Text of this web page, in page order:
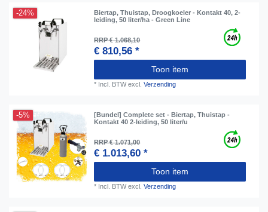
-24%
Biertap, Thuistap, Droogkoeler - Kontakt 40, 2-
leiding, 50 liter/ha - Green Line
RRP € 1.068,10
€ 810,56 *
Toon item
* Incl. BTWexcl.Verzending
-5%
[Bundel] Complete set - Biertap, Thuistap -
Kontakt 40 2-leiding, 50 liter/u
RRP € 1.071,00
€ 1.013,60 *
Toon item
* Incl. BTWexcl.Verzending